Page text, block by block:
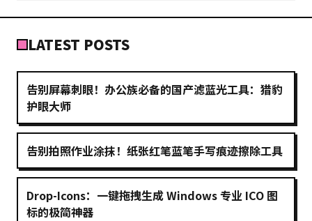
LATEST POSTS
告别屏幕刺眼！办公族必备的国产滤蓝光工具：猎豹
护眼大师
告别拍照作业涂抹！纸张红笔蓝笔手写痕迹擦除工具
Drop-Icons：一键拖拽生成 Windows 专业 ICO 图
标的极简神器